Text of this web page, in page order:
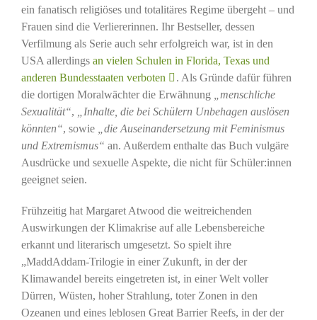
ein fanatisch religiöses und totalitäres Regime übergeht – und
Frauen sind die Verliererinnen. Ihr Bestseller, dessen
Verfilmung als Serie auch sehr erfolgreich war, ist in den
USA allerdings an vielen Schulen in Florida, Texas und
anderen Bundesstaaten verboten
. Als Gründe dafür führen
die dortigen Moralwächter die Erwähnung
„menschliche
Sexualität“,
„Inhalte, die bei Schülern Unbehagen auslösen
könnten“, sowie
„die Auseinandersetzung mit Feminismus
und Extremismus“ an. Außerdem enthalte das Buch vulgäre
Ausdrücke und sexuelle Aspekte, die nicht für Schüler:innen
geeignet seien.
Frühzeitig hat Margaret Atwood die weitreichenden
Auswirkungen der Klimakrise auf alle Lebensbereiche
erkannt und literarisch umgesetzt. So spielt ihre
„MaddAddam-Trilogie in einer Zukunft, in der der
Klimawandel bereits eingetreten ist, in einer Welt voller
Dürren, Wüsten, hoher Strahlung, toter Zonen in den
Ozeanen und eines leblosen Great Barrier Reefs, in der der